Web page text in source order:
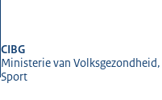
CIBG
Ministerie van
Sport